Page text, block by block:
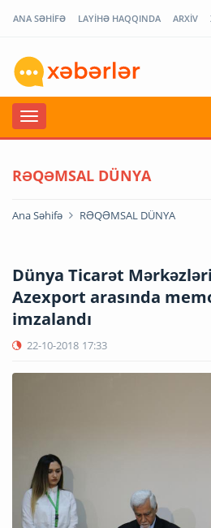
ANA SƏHİFƏ LAYİHƏ HAQQINDA ARXİV
RƏQƏMSAL DÜNYA
Ana Səhifə RƏQƏMSAL DÜNYA
Dünya Ticarət
Azexport arasında
imzalandı
22-10-2018 17:33